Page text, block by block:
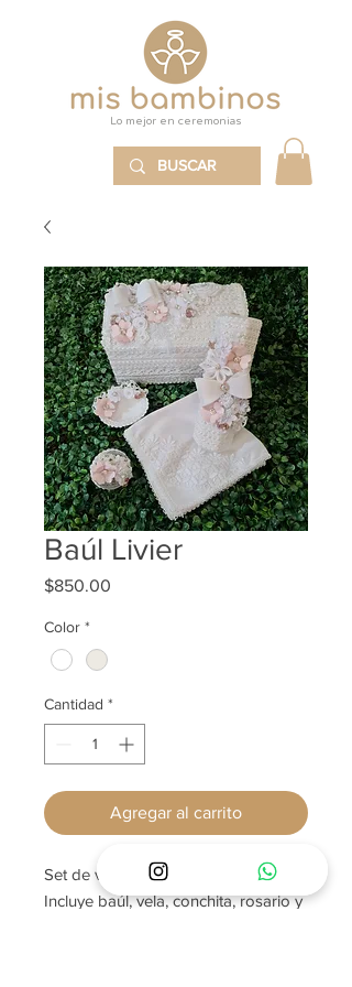
Lo mejor en ceremonias
Baúl Livier
$850.00
Color *
Cantidad *
Agregar al carrito
Set de vela en baúl.
Incluye baúl, vela, conchita, rosario y